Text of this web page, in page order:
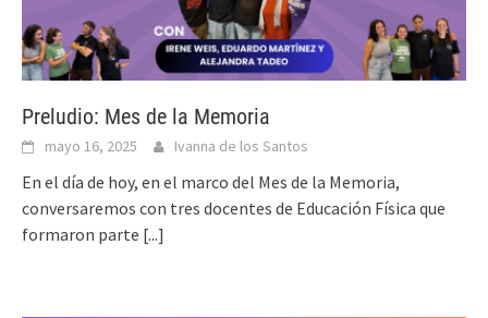
Preludio: Mes de la Memoria
mayo 16, 2025 Ivanna de los Santos
En el día de hoy, en el marco del Mes de la Memoria,
conversaremos con tres docentes de Educación Física que
formaron parte [...]